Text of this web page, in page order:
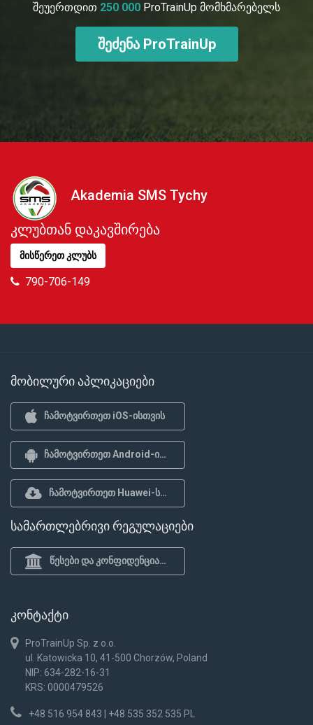
შეუერთდით 250 000 ProTrainUp მომხმარებელს
შეძენა ProTrainUp
Akademia SMS Tychy
კლუბთან დაკავშირება
მისწერეთ კლუბს
790-706-149
მობილური აპლიკაციები
ჩამოტვირთეთ iOS-ისთვის
ჩამოტვირთეთ Android-ისთვის
ჩამოტვირთეთ Huawei-სთვის
სამართლებრივი რეგულაციები
წესები და კონფიდენციალურობის პოლიტიკა
კონტაქტი
ProTrainUp Sp. z o.o.
ul. Katowicka 10, 41-500 Chorzów, Poland
NIP: 634-282-16-31
KRS: 0000479526
+48 516 954 843 | +48 535 352 535 PL